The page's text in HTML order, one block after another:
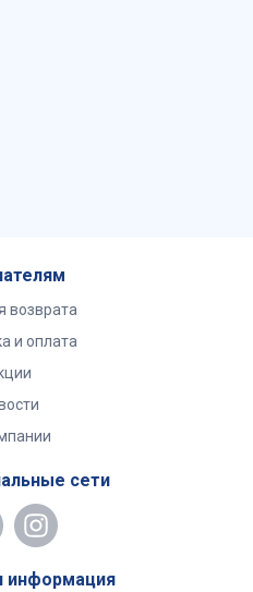
возврата
и оплата
сети
информация